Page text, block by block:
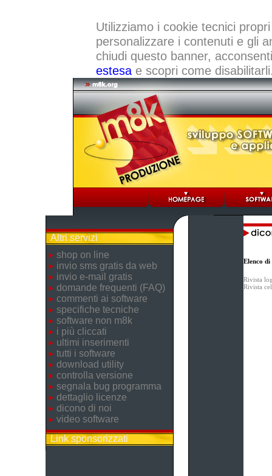
Utilizziamo i cookie tecnici
personalizzare i contenuti e gli
chiudi questo banner,
estesae scopri come
Altri servizi
shop on line
invio sms gratis da web
invio e-mail gratis
domande frequenti (FAQ)
commenti ai software
specifiche tecniche
software non m8k
i più cliccati
ultimi inserimenti
tutti i software
download utility
controlla versione
segnala bug programma
dettaglio licenze
dicono di noi
video software
Link sponsorizzati
Elenco
Rivista
Rivista